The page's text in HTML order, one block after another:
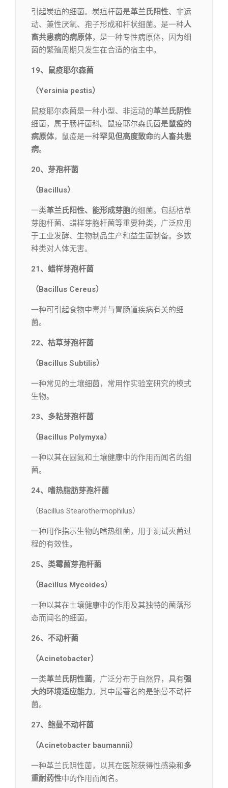
引起炭疽的细菌。炭疽杆菌是革兰氏阳性、非运
动、兼性厌氧、孢子形成和杆状细菌。是一种人
畜共患病的病原体，是一种专性病原体，因为细
菌的繁殖周期只发生在合适的宿主中。
19、鼠疫耶尔森菌
（Yersinia pestis）
鼠疫耶尔森菌是一种小型、非运动的革兰氏阴性
细菌，属于肠杆菌科。鼠疫耶尔森氏菌是鼠疫的
病原体，鼠疫是一种罕见但高度致命的人畜共患
病。
20、芽孢杆菌
（Bacillus）
一类革兰氏阳性、能形成芽胞的细菌。包括枯草
芽胞杆菌、蜡样芽胞杆菌等重要种类，广泛应用
于工业发酵、生物制品生产和益生菌制备。多数
种类对人体无害。
21、蜡样芽孢杆菌
（Bacillus Cereus）
一种可引起食物中毒并与胃肠道疾病有关的细
菌。
22、枯草芽孢杆菌
（Bacillus Subtilis）
一种常见的土壤细菌，常用作实验室研究的模式
生物。
23、多粘芽孢杆菌
（Bacillus Polymyxa）
一种以其在固氮和土壤健康中的作用而闻名的细
菌。
24、嗜热脂肪芽孢杆菌
（Bacillus Stearothermophilus）
一种用作指示生物的嗜热细菌，用于测试灭菌过
程的有效性。
25、类霉菌芽孢杆菌
（Bacillus Mycoides）
一种以其在土壤健康中的作用及其独特的菌落形
态而闻名的细菌。
26、不动杆菌
（Acinetobacter）
一类革兰氏阴性菌，广泛分布于自然界，具有强
大的环境适应能力。其中最著名的是鲍曼不动杆
菌。
27、鲍曼不动杆菌
（Acinetobacter baumannii）
一种革兰氏阴性菌，以其在医院获得性感染和多
重耐药性中的作用而闻名。